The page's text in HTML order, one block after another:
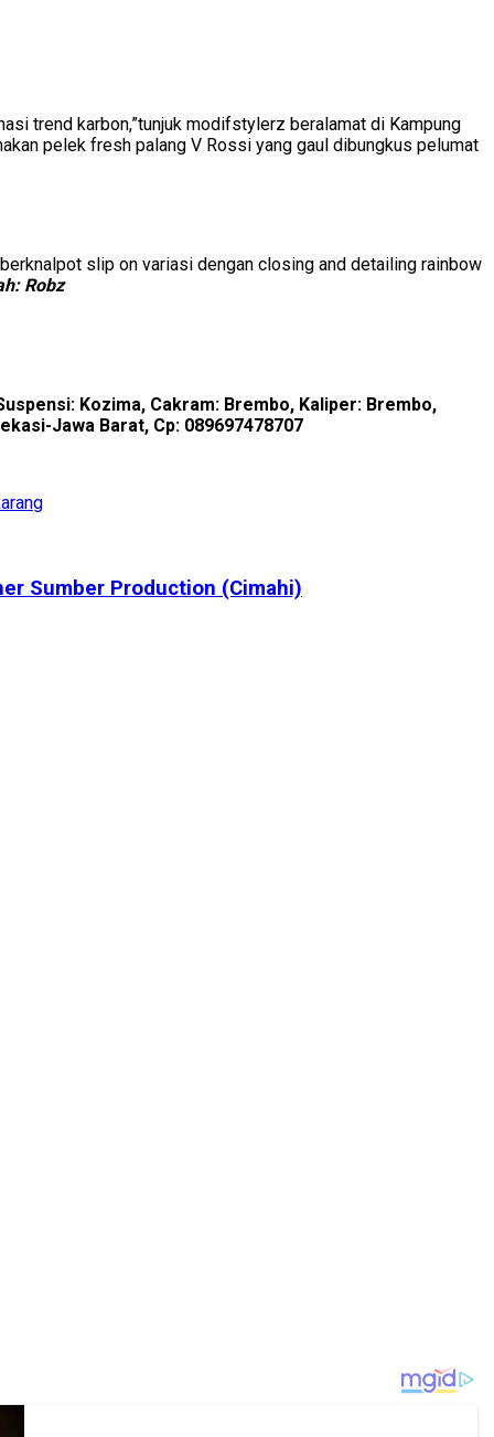
trend karbon,”tunjuk modifstylerz beralamat di Kampung
pelek fresh palang V Rossi yang gaul dibungkus pelumat
slip on variasi dengan closing and detailing rainbow
Robz
Kozima, Cakram: Brembo, Kaliper: Brembo,
Jawa Barat, Cp: 089697478707
Sumber Production (Cimahi)